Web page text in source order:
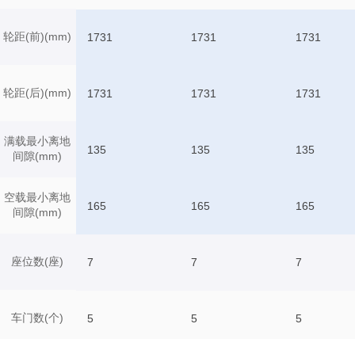
轮距(前)(mm)
轮距(后)(mm)
满载最小离地
间隙(mm)
空载最小离地
间隙(mm)
座位数(座)
车门数(个)
1731 1731 1731
1731 1731 1731
135 135 135
165 165 165
7 7 7
5 5 5